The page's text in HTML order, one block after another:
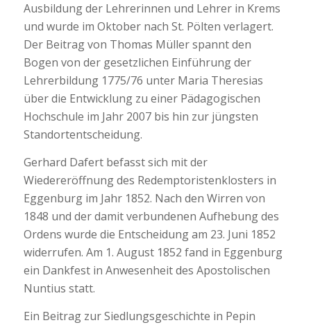
Ausbildung der Lehrerinnen und Lehrer in Krems
und wurde im Oktober nach St. Pölten verlagert.
Der Beitrag von Thomas Müller spannt den
Bogen von der gesetzlichen Einführung der
Lehrerbildung 1775/76 unter Maria Theresias
über die Entwicklung zu einer Pädagogischen
Hochschule im Jahr 2007 bis hin zur jüngsten
Standortentscheidung.
Gerhard Dafert befasst sich mit der
Wiedereröffnung des Redemptoristenklosters in
Eggenburg im Jahr 1852. Nach den Wirren von
1848 und der damit verbundenen Aufhebung des
Ordens wurde die Entscheidung am 23. Juni 1852
widerrufen. Am 1. August 1852 fand in Eggenburg
ein Dankfest in Anwesenheit des Apostolischen
Nuntius statt.
Ein Beitrag zur Siedlungsgeschichte in Pepin